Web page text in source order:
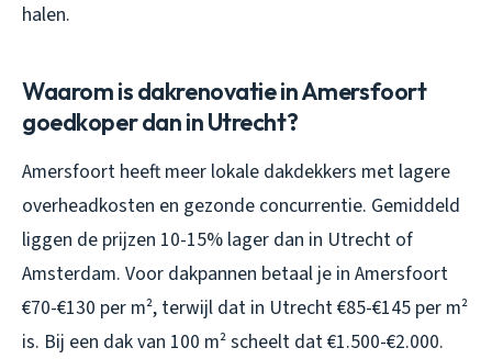
halen.
Waarom is dakrenovatie in Amersfoort
goedkoper dan in Utrecht?
Amersfoort heeft meer lokale dakdekkers met lagere
overheadkosten en gezonde concurrentie. Gemiddeld
liggen de prijzen 10-15% lager dan in Utrecht of
Amsterdam. Voor dakpannen betaal je in Amersfoort
€70-€130 per m², terwijl dat in Utrecht €85-€145 per m²
is. Bij een dak van 100 m² scheelt dat €1.500-€2.000.